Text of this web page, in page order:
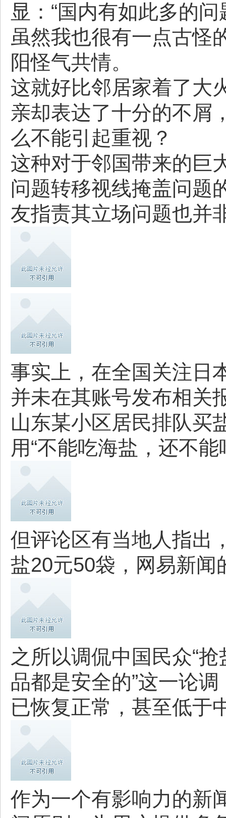
显：“国内有如此多的
虽然我也很有一点古怪
阳怪气共情。
这就好比邻居家着了大
亲却表达了十分的不屑
么不能引起重视？
这种对于邻国带来的巨
问题转移视线掩盖问题
友指责其立场问题也并
事实上，在全国关注日
并未在其账号发布相关
山东某小区居民排队买
用“不能吃海盐，还不能
但评论区有当地人指出
盐20元50袋，网易新闻
之所以调侃中国民众“
品都是安全的”这一论
已恢复正常，甚至低于
作为一个有影响力的新